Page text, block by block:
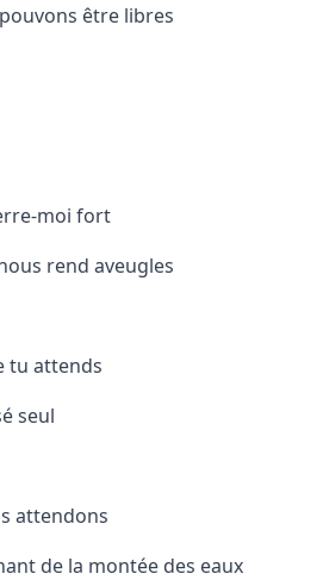
être libres
moi fort
rend aveugles
tu attends
seul
attendons
de la montée des eaux